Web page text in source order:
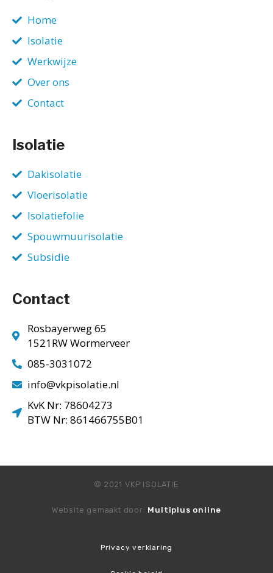
Home
Isolatie
Werkwijze
Over ons
Contact
Isolatie
Dakisolatie
Vloerisolatie
Isolatiefolie
Spouwmuurisolatie
Subsidie
Contact
Rosbayerweg 65
1521RW Wormerveer
085-3031072
info@vkpisolatie.nl
KvK Nr: 78604273
BTW Nr: 861466755B01
© 2021 VKP ISOLATIE
Website gemaakt door: Multiplus online
Privacy verklaring